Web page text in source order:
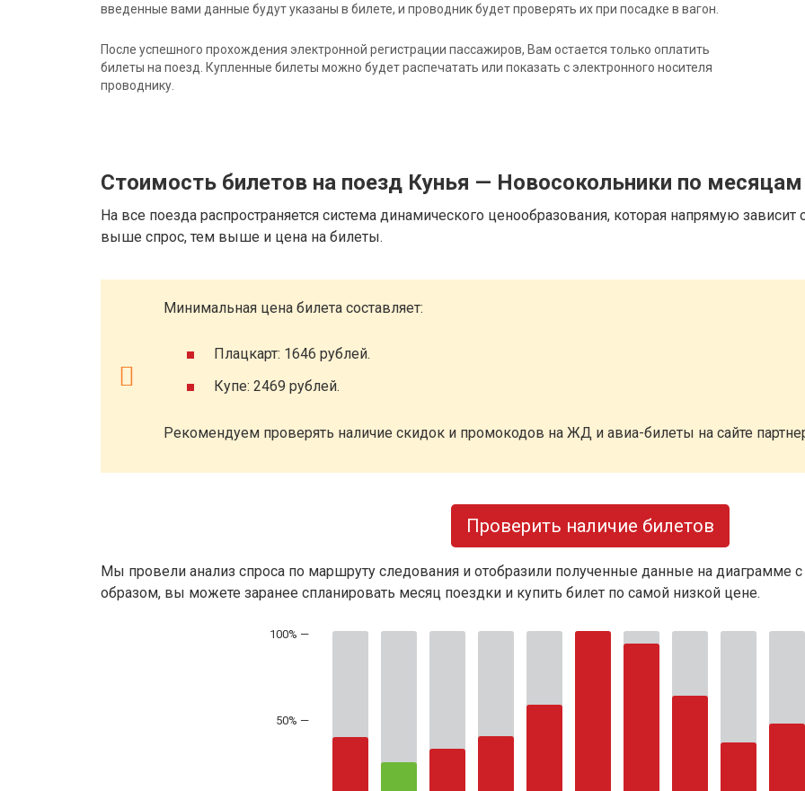
введенные вами данные будут указаны в билете, и проводник будет проверять их при посадке в вагон.
После успешного прохождения электронной регистрации пассажиров, Вам остается только оплатить
билеты на поезд. Купленные билеты можно будет распечатать или показать с электронного носителя
проводнику.
Стоимость билетов на поезд Кунья — Новосокольники по месяцам
На все поезда распространяется система динамического ценообразования, которая напрямую
выше спрос, тем выше и цена на билеты.
Минимальная цена билета составляет:
Плацкарт: 1646 рублей.
Купе: 2469 рублей.
Рекомендуем проверять наличие скидок и промокодов на ЖД и авиа-билеты на сайте
Проверить наличие билетов
Мы провели анализ спроса по маршруту следования и отобразили полученные данные на диаграмме
образом, вы можете заранее спланировать месяц поездки и купить билет по самой низкой цене.
50% —